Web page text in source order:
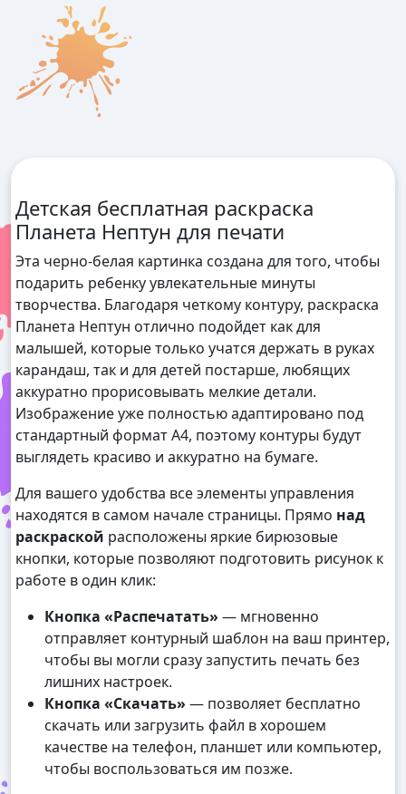
Детская бесплатная раскраска
Планета Нептун для печати
Эта черно-белая картинка создана для того, чтобы
подарить ребенку увлекательные минуты
творчества. Благодаря четкому контуру, раскраска
Планета Нептун отлично подойдет как для
малышей, которые только учатся держать в руках
карандаш, так и для детей постарше, любящих
аккуратно прорисовывать мелкие детали.
Изображение уже полностью адаптировано под
стандартный формат А4, поэтому контуры будут
выглядеть красиво и аккуратно на бумаге.
Для вашего удобства все элементы управления
находятся в самом начале страницы. Прямо над
раскраской расположены яркие бирюзовые
кнопки, которые позволяют подготовить рисунок к
работе в один клик:
Кнопка «Распечатать» — мгновенно
отправляет контурный шаблон на ваш принтер,
чтобы вы могли сразу запустить печать без
лишних настроек.
Кнопка «Скачать» — позволяет бесплатно
скачать или загрузить файл в хорошем
качестве на телефон, планшет или компьютер,
чтобы воспользоваться им позже.